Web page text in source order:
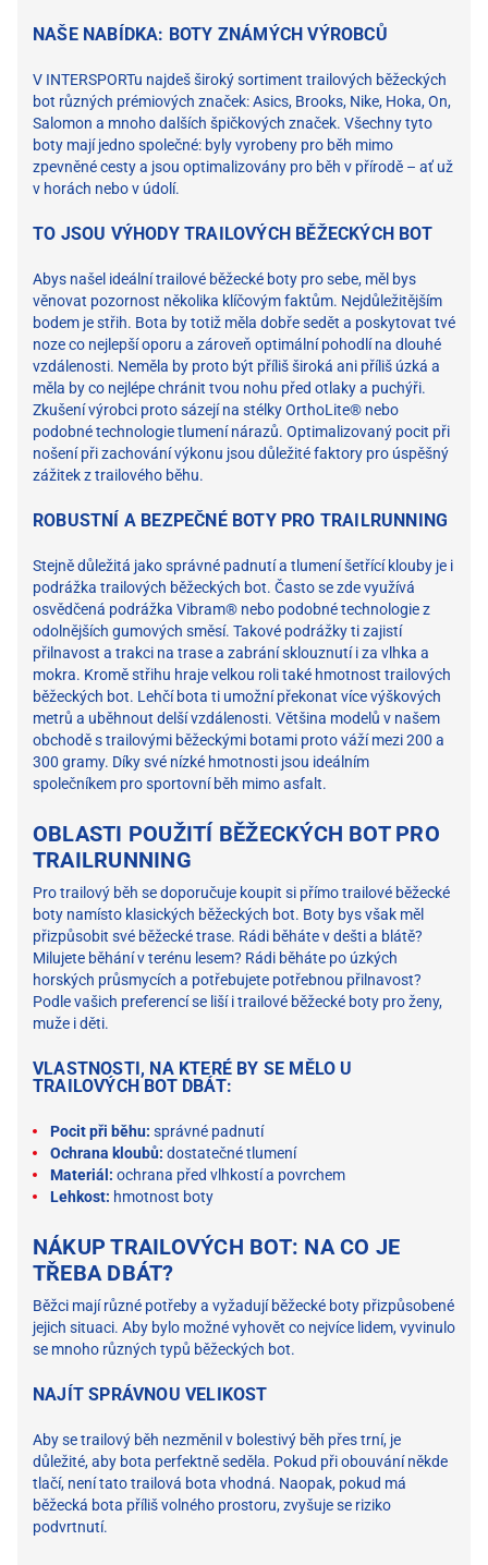
NAŠE NABÍDKA: BOTY ZNÁMÝCH VÝROBCŮ
V INTERSPORTu najdeš široký sortiment trailových běžeckých
bot různých prémiových značek: Asics, Brooks, Nike, Hoka, On,
Salomon a mnoho dalších špičkových značek. Všechny tyto
boty mají jedno společné: byly vyrobeny pro běh mimo
zpevněné cesty a jsou optimalizovány pro běh v přírodě – ať už
v horách nebo v údolí.
TO JSOU VÝHODY TRAILOVÝCH BĚŽECKÝCH BOT
Abys našel ideální trailové běžecké boty pro sebe, měl bys
věnovat pozornost několika klíčovým faktům. Nejdůležitějším
bodem je střih. Bota by totiž měla dobře sedět a poskytovat tvé
noze co nejlepší oporu a zároveň optimální pohodlí na dlouhé
vzdálenosti. Neměla by proto být příliš široká ani příliš úzká a
měla by co nejlépe chránit tvou nohu před otlaky a puchýři.
Zkušení výrobci proto sázejí na stélky OrthoLite® nebo
podobné technologie tlumení nárazů. Optimalizovaný pocit při
nošení při zachování výkonu jsou důležité faktory pro úspěšný
zážitek z trailového běhu.
ROBUSTNÍ A BEZPEČNÉ BOTY PRO TRAILRUNNING
Stejně důležitá jako správné padnutí a tlumení šetřící klouby je i
podrážka trailových běžeckých bot. Často se zde využívá
osvědčená podrážka Vibram® nebo podobné technologie z
odolnějších gumových směsí. Takové podrážky ti zajistí
přilnavost a trakci na trase a zabrání sklouznutí i za vlhka a
mokra. Kromě střihu hraje velkou roli také hmotnost trailových
běžeckých bot. Lehčí bota ti umožní překonat více výškových
metrů a uběhnout delší vzdálenosti. Většina modelů v našem
obchodě s trailovými běžeckými botami proto váží mezi 200 a
300 gramy. Díky své nízké hmotnosti jsou ideálním
společníkem pro sportovní běh mimo asfalt.
OBLASTI POUŽITÍ BĚŽECKÝCH BOT PRO
TRAILRUNNING
Pro trailový běh se doporučuje koupit si přímo trailové běžecké
boty namísto klasických běžeckých bot. Boty bys však měl
přizpůsobit své běžecké trase. Rádi běháte v dešti a blátě?
Milujete běhání v terénu lesem? Rádi běháte po úzkých
horských průsmycích a potřebujete potřebnou přilnavost?
Podle vašich preferencí se liší i trailové běžecké boty pro ženy,
muže i děti.
VLASTNOSTI, NA KTERÉ BY SE MĚLO U
TRAILOVÝCH BOT DBÁT:
Pocit při běhu: správné padnutí
Ochrana kloubů: dostatečné tlumení
Materiál: ochrana před vlhkostí a povrchem
Lehkost: hmotnost boty
NÁKUP TRAILOVÝCH BOT: NA CO JE
TŘEBA DBÁT?
Běžci mají různé potřeby a vyžadují běžecké boty přizpůsobené
jejich situaci. Aby bylo možné vyhovět co nejvíce lidem, vyvinulo
se mnoho různých typů běžeckých bot.
NAJÍT SPRÁVNOU VELIKOST
Aby se trailový běh nezměnil v bolestivý běh přes trní, je
důležité, aby bota perfektně seděla. Pokud při obouvání někde
tlačí, není tato trailová bota vhodná. Naopak, pokud má
běžecká bota příliš volného prostoru, zvyšuje se riziko
podvrtnutí.